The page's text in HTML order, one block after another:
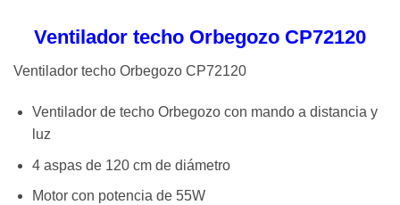
Ventilador techo Orbegozo CP72120
Ventilador techo Orbegozo CP72120
Ventilador de techo Orbegozo con mando a distancia y
luz
4 aspas de 120 cm de diámetro
Motor con potencia de 55W